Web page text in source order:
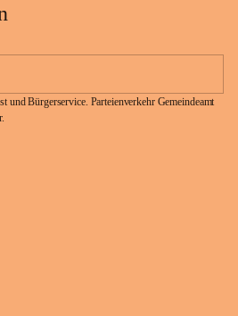
und Bürgerservice. Parteienverkehr Gemeindeamt